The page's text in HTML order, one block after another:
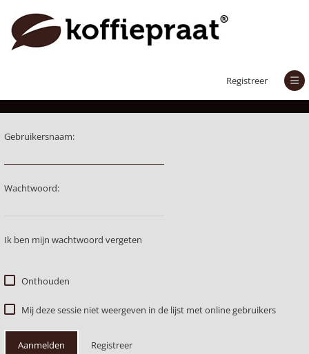
Registreer
Gebruikersnaam:
Wachtwoord:
Ik ben mijn wachtwoord vergeten
Onthouden
Mij deze sessie niet weergeven in de lijst met online gebruikers
Aanmelden Registreer